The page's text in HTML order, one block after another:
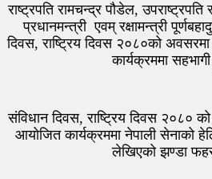
राष्ट्रपति रामचन्द्र पौडेल,
प्रधानमन्त्री एवम् रक्षामन्त्री
दिवस, राष्ट्रिय दिवस २०८०को
कार्यक्रममा
संविधान दिवस, राष्ट्रिय दिवस २०८०
आयोजित कार्यक्रममा नेपाली सेनाको
लेखिएको झण्डा